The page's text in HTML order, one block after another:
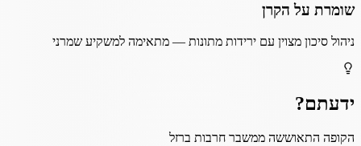
שומרת על הקרן
ניהול סיכון מצוין עם ירידות מתונות — מתאימה למשקיע שמרני
ידעתם?
הקופה התאוששה ממשבר חרבות ברזל